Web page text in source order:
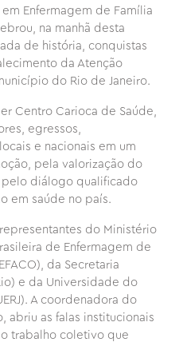
Enfermagem de Família
na manhã desta
de história, conquistas
da Atenção
do Rio de Janeiro.
Centro Carioca de Saúde,
egressos,
e nacionais em um
pela valorização do
diálogo qualificado
em saúde no país.
do Ministério
de Enfermagem de
da Secretaria
e da Universidade do
A coordenadora do
abriu as falas institucionais
trabalho coletivo que